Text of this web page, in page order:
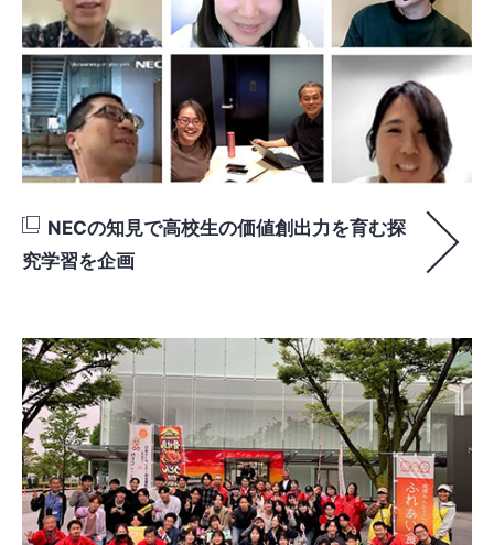
NECの知見で高校生の価値創出力を育む探
究学習を企画